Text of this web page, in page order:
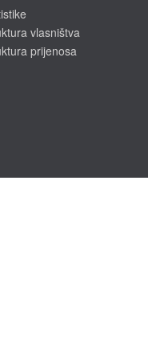
vlasništva
prijenosa